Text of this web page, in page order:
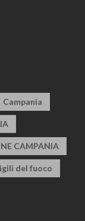
Campania
CAMPANIA
del fuoco